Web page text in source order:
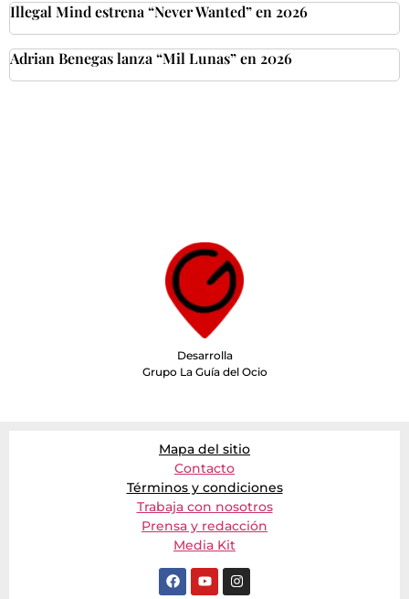
Illegal Mind estrena “Never Wanted” en 2026
Adrian Benegas lanza “Mil Lunas” en 2026
Desarrolla
Grupo La Guía del Ocio
Mapa del sitio
Contacto
Términos y condiciones
Trabaja con nosotros
Prensa y redacción
Media Kit